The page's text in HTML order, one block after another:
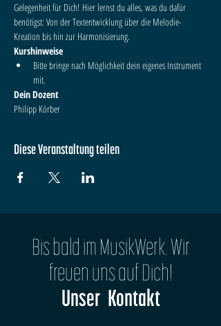
Gelegenheit für Dich! Hier lernst du alles, was du dafür
benötigst: Von der Textentwicklung über die Melodie-
Kreation bis hin zur Harmonisierung.
Kurshinweise
Bitte bringe nach Möglichkeit dein eigenes Instrument
mit.
Dein Dozent
Philipp Körber
Diese Veranstaltung teilen
Bis bald im MusikWerk. Wir
freuen uns auf Dich!
Unser Kontakt